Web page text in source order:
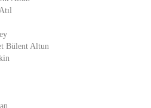
Bülent Altun